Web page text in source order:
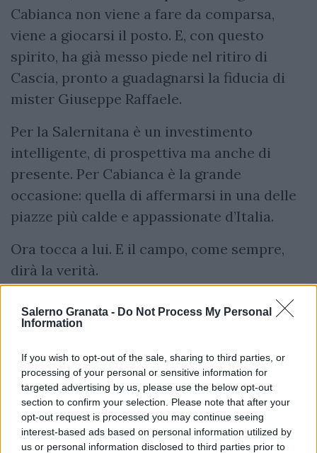
Salerno Granata - Do Not Process My Personal
Information
If you wish to opt-out of the sale, sharing to third parties, or
processing of your personal or sensitive information for
targeted advertising by us, please use the below opt-out
section to confirm your selection. Please note that after your
opt-out request is processed you may continue seeing
interest-based ads based on personal information utilized by
us or personal information disclosed to third parties prior to
Cabianca non viene a fare da comparsa,
viene a giocarsi il posto. E, con questo
spirito, ha già messo piede nel ritiro di
Cascia, pronto a guadagnarsi la fiducia di
mister Giuseppe Raffaele.
Per la Salernitana è un investimento
intelligente, di prospettiva ma anche di
presente. Per Cabianca è la grande
occasione: quella di affermarsi in una delle
piazze più calde e appassionate d’Italia.
Ora tocca a lui. E il campo, come sempre,
dirà la verità.